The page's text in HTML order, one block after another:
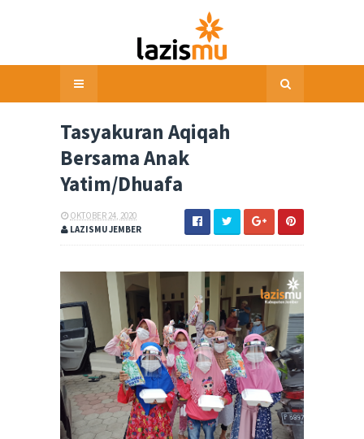
Tasyakuran Aqiqah
Bersama Anak
Yatim/Dhuafa
OKTOBER 24, 2020
LAZISMU JEMBER